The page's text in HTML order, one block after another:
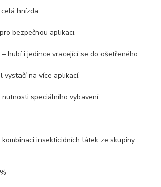
hnízda.
bezpečnou aplikaci.
hubí i jedince vracející se do ošetřeného
vystačí na více aplikací.
speciálního vybavení.
insekticidních látek ze skupiny